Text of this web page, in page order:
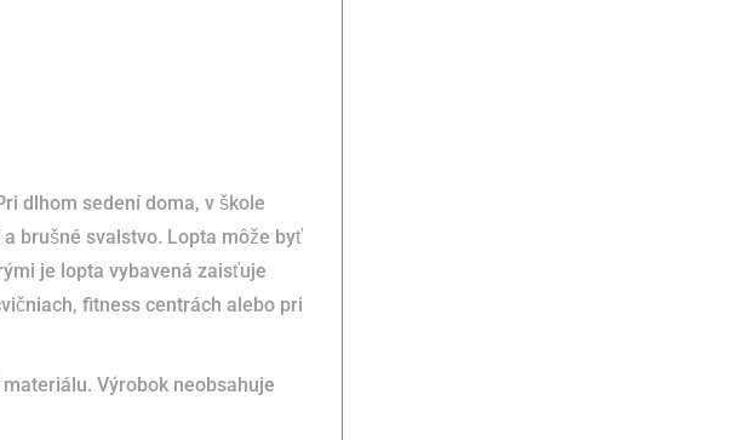
dlhom sedení doma, v škole
brušné svalstvo. Lopta môže byť
je lopta vybavená zaisťuje
fitness centrách alebo pri
Výrobok neobsahuje